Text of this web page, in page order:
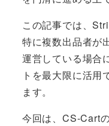
この記事では、
特に複数出品者が
運営している場合
トを最大限に活用
ます。
今回は、CS-Cart